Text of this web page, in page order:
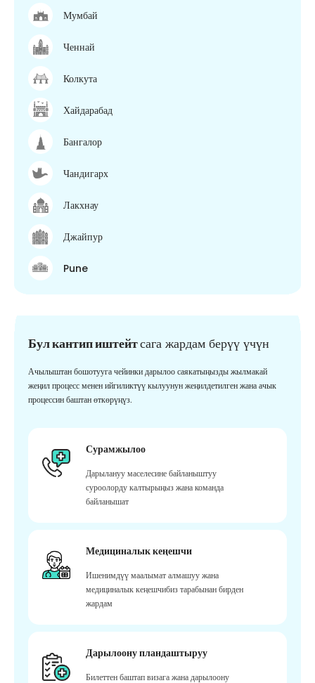
Мумбай
Ченнай
Колкута
Хайдарабад
Бангалор
Чандигарх
Лакхнау
Джайпур
Pune
Бул кантип иштейтсага жардам берүү үчүн
Ачылыштан бошотууга чейинки дарылоо саякатыңызды жылмакай
жеңил процесс менен ийгиликтүү кылуунун жеңилдетилген жана ачык
процессин баштан өткөрүңүз.
Сурамжылоо
Дарылануу маселесине байланыштуу
суроолорду калтырыңыз жана команда
байланышат
Медициналык кеңешчи
Ишенимдүү маалымат алмашуу жана
медициналык кеңешчибиз тарабынан бирден
жардам
Дарылоону пландаштыруу
Билеттен баштап визага жана дарылоону